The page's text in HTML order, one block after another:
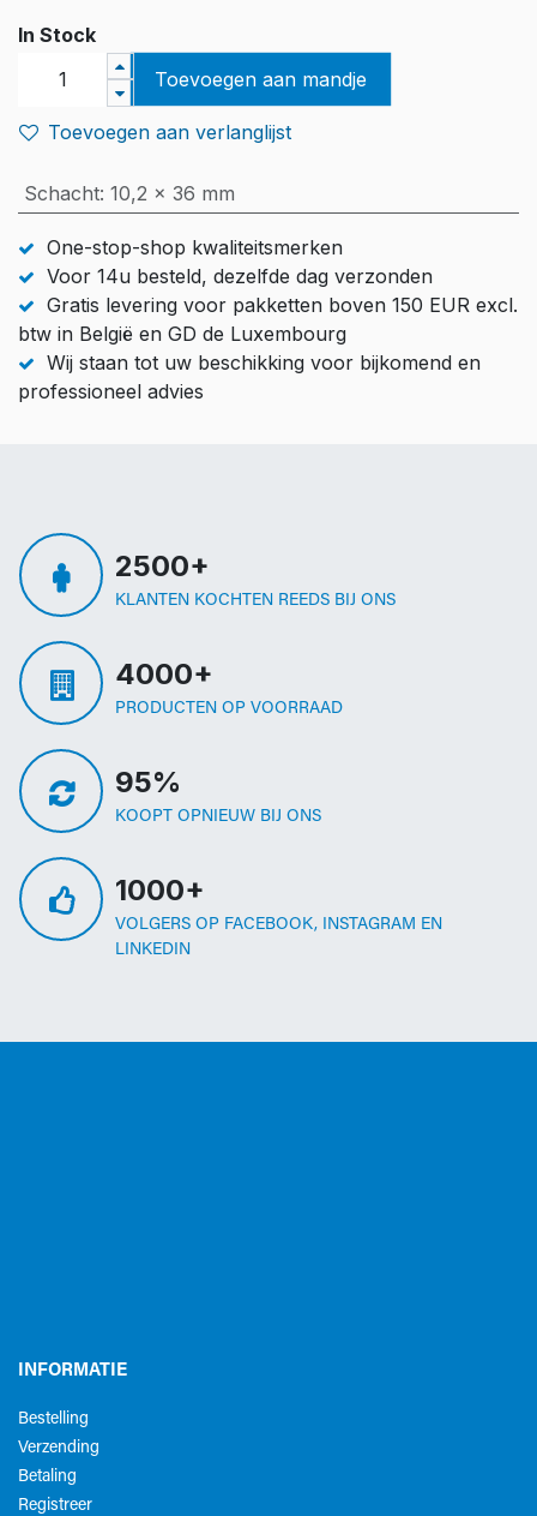
In Stock
Toevoegen aan mandje
Toevoegen aan verlanglijst
Schacht: 10,2 x 36 mm
One-stop-shop kwaliteitsmerken
Voor 14u besteld, dezelfde dag verzonden
Gratis levering voor pakketten boven 150 EUR excl.
btw in België en GD de Luxembourg
Wij staan tot uw beschikking voor bijkomend en
professioneel advies
2500+
KLANTEN KOCHTEN REEDS BIJ ONS
4000+
PRODUCTEN OP VOORRAAD
95%
KOOPT OPNIEUW BIJ ONS
1000+
VOLGERS OP FACEBOOK, INSTAGRAM EN
LINKEDIN
INFORMATIE
Bestelling
Verzending
Betaling
Registreer